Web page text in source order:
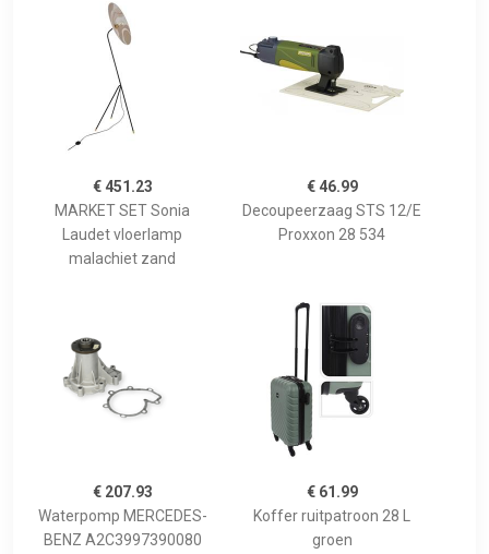
€ 451.23
MARKET SET Sonia
Laudet vloerlamp
malachiet zand
€ 46.99
Decoupeerzaag STS 12/E
Proxxon 28 534
€ 207.93
Waterpomp MERCEDES-
BENZ A2C3997390080
€ 61.99
Koffer ruitpatroon 28 L
groen